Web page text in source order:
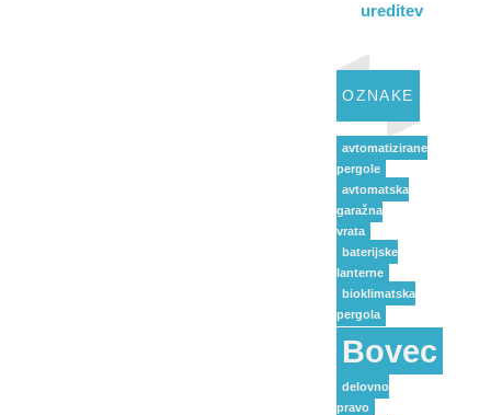
ureditev
OZNAKE
avtomatizirane
pergole
avtomatska
garažna
vrata
baterijske
lanterne
bioklimatska
pergola
Bovec
delovno
pravo